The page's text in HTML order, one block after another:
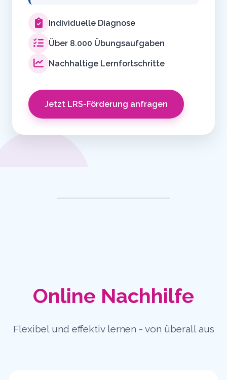
Individuelle Diagnose
Über 8.000 Übungsaufgaben
Nachhaltige Lernfortschritte
Jetzt LRS-Förderung anfragen
Online Nachhilfe
Flexibel und effektiv lernen - von überall aus